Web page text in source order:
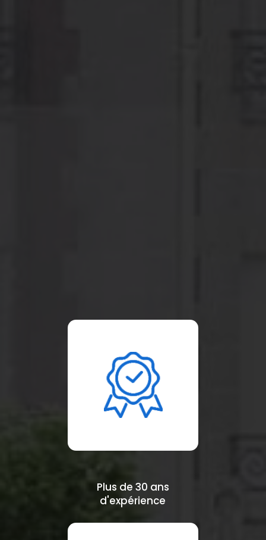
Plus de 30 ans
d'expérience